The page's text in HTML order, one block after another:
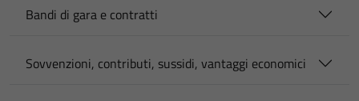
Bandi di gara e contratti
Sovvenzioni, contributi, sussidi, vantaggi economici